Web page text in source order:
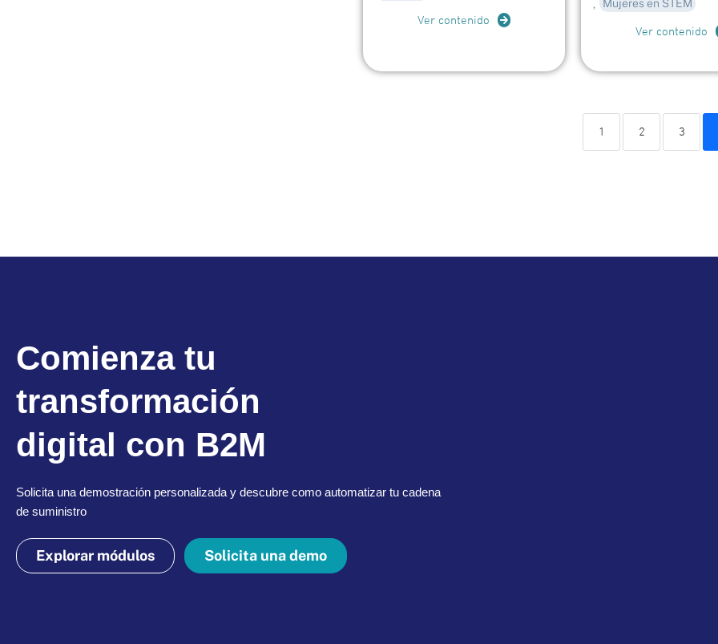
Ver contenido
,
Mujeres en STEM
Ver contenido
1 2 3
Comienza tu
transformación
digital con B2M
Solicita una demostración personalizada y descubre como automatizar tu cadena
de suministro
Explorar módulos Solicita una demo